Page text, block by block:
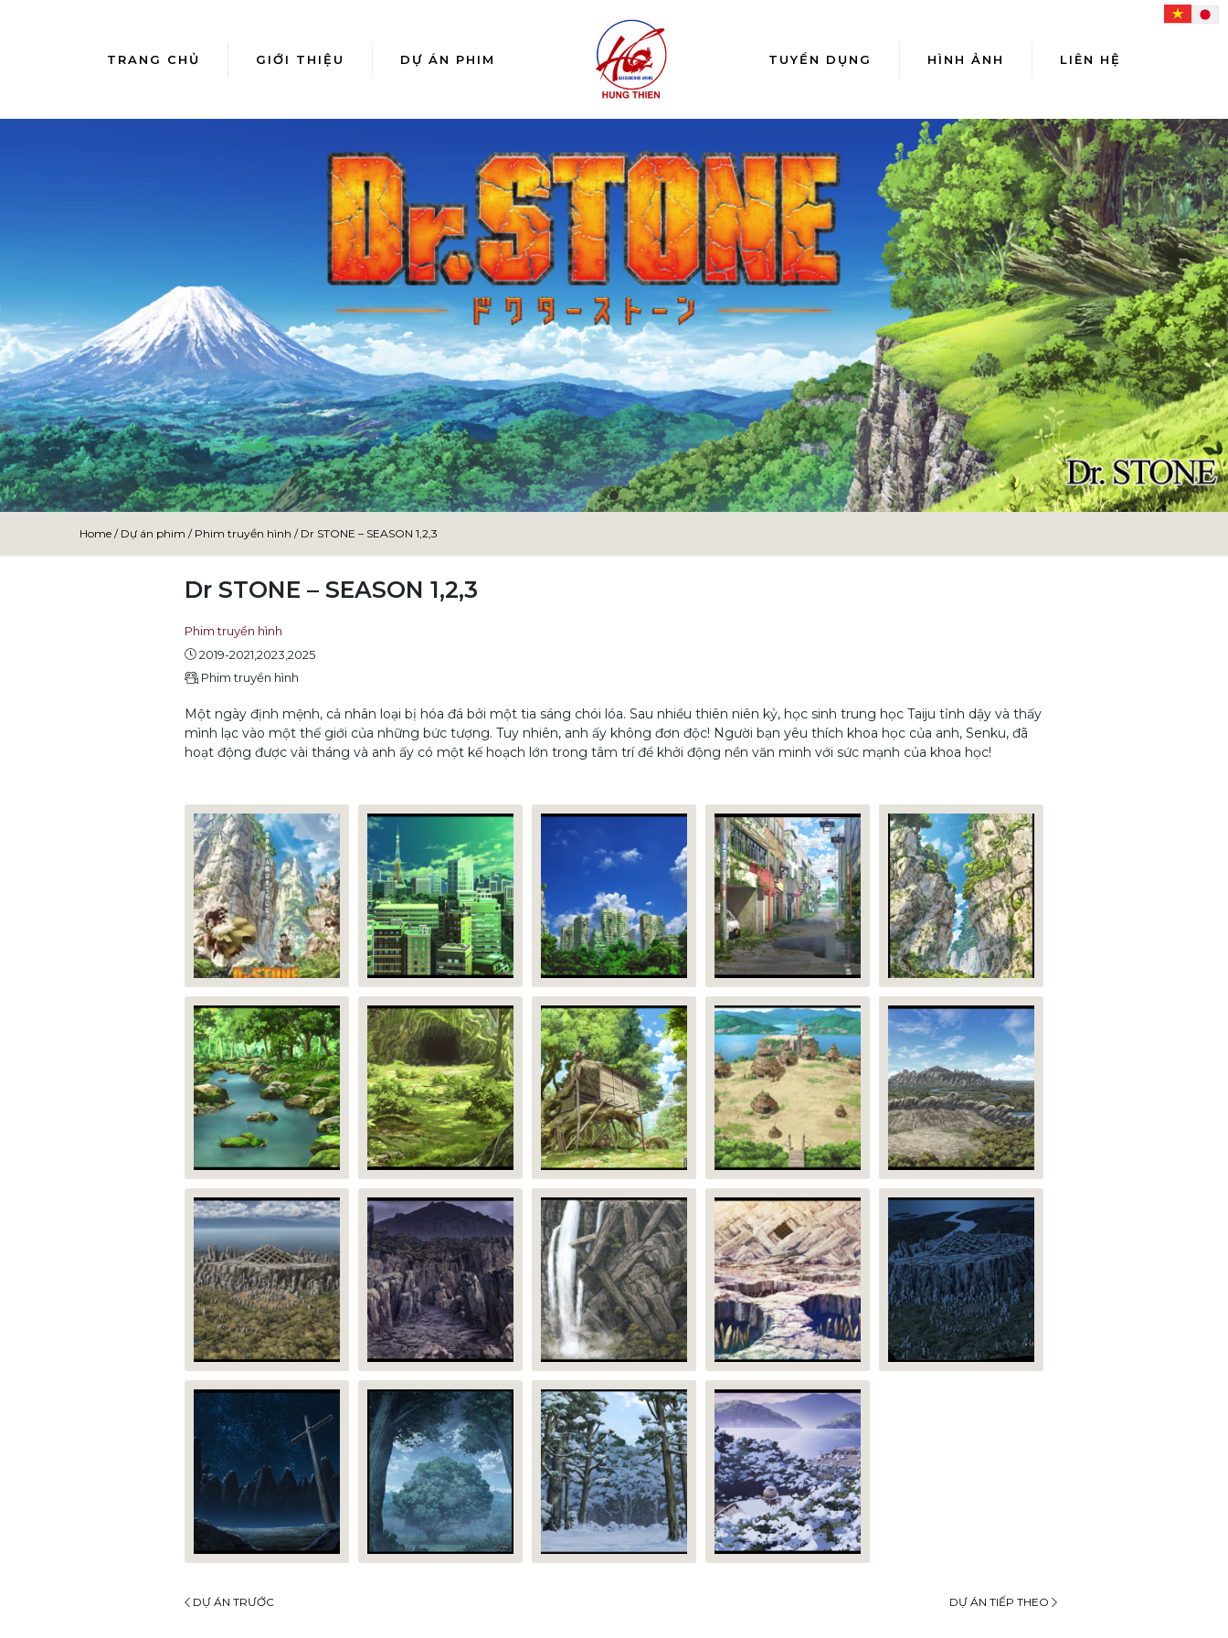
TRANG CHỦ GIỚI THIỆU DỰ ÁN PHIM TUYỂN DỤNG HÌNH ẢNH LIÊN HỆ
Home / Dự án phim / Phim truyền hình / Dr STONE – SEASON 1,2,3
Dr STONE – SEASON 1,2,3
Phim truyền hình
2019-2021,2023,2025
Phim truyền hình
Một ngày định mệnh, cả nhân loại bị hóa đá bởi một tia sáng chói lóa. Sau nhiều thiên niên kỷ, học sinh trung học Taiju tỉnh dậy và thấy
mình lạc vào một thế giới của những bức tượng. Tuy nhiên, anh ấy không đơn độc! Người bạn yêu thích khoa học của anh, Senku, đã
hoạt động được vài tháng và anh ấy có một kế hoạch lớn trong tâm trí để khởi động nền văn minh với sức mạnh của khoa học!
DỰ ÁN TIẾP THEO
DỰ ÁN TRƯỚC